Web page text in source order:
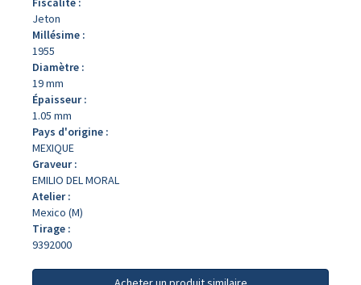
Jeton
Millésime :
1955
Diamètre :
19 mm
Épaisseur :
1.05 mm
Pays d'origine :
MEXIQUE
Graveur :
EMILIO DEL MORAL
Atelier :
Mexico (M)
Tirage :
9392000